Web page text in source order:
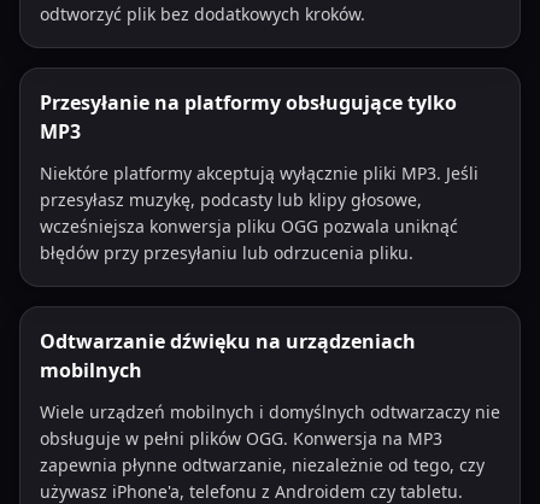
odtworzyć plik bez dodatkowych kroków.
Przesyłanie na platformy obsługujące tylko
MP3
Niektóre platformy akceptują wyłącznie pliki MP3. Jeśli
przesyłasz muzykę, podcasty lub klipy głosowe,
wcześniejsza konwersja pliku OGG pozwala uniknąć
błędów przy przesyłaniu lub odrzucenia pliku.
Odtwarzanie dźwięku na urządzeniach
mobilnych
Wiele urządzeń mobilnych i domyślnych odtwarzaczy nie
obsługuje w pełni plików OGG. Konwersja na MP3
zapewnia płynne odtwarzanie, niezależnie od tego, czy
używasz iPhone'a, telefonu z Androidem czy tabletu.